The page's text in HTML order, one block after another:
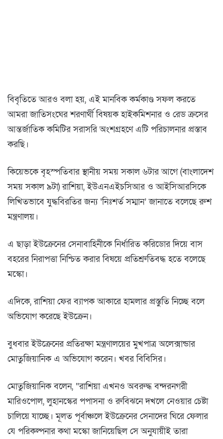
বিবৃতিতে আরও বলা হয়, এই মানবিক কর্মকাণ্ড সফল করতে
আমরা জাতিসংঘের শরণার্থী বিষয়ক হাইকমিশনার ও রেড ক্রসের
আন্তর্জাতিক কমিটির সরাসরি অংশগ্রহণে এটি পরিচালনার প্রস্তাব
করছি।
কিয়েভকে বৃহস্পতিবার স্থানীয় সময় সকাল ৬টার আগে (বাংলাদেশ
সময় সকাল ৯টা) রাশিয়া, ইউএনএইচসিআর ও আইসিআরসিকে
লিখিতভাবে যুদ্ধবিরতির জন্য ‘নিঃশর্ত সম্মান’ জানাতে বলেছে রুশ
মন্ত্রণালয়।
এ ছাড়া ইউক্রেনের সেনাবাহিনীকে নির্ধারিত করিডোর দিয়ে বাস
বহরের নিরাপত্তা নিশ্চিত করার বিষয়ে প্রতিশ্রুতিবদ্ধ হতে বলেছে
মস্কো।
এদিকে, রাশিয়া ফের ব্যাপক আকারে হামলার প্রস্তুতি নিচ্ছে বলে
অভিযোগ করেছে ইউক্রেন।
বুধবার ইউক্রেনের প্রতিরক্ষা মন্ত্রণালয়ের মুখপাত্র অলেক্সান্ডার
মোতুজিয়ানিক এ অভিযোগ করেন। খবর বিবিসির।
মোতুজিয়ানিক বলেন, “রাশিয়া এখনও অবরুদ্ধ বন্দরনগরী
মারিওপোল, লুহানস্কের পপাসনা ও রুবিঝনে দখলে নেওয়ার চেষ্টা
চালিয়ে যাচ্ছে। মূলত পূর্বাঞ্চলে ইউক্রেনের সেনাদের ঘিরে ফেলার
যে পরিকল্পনার কথা মস্কো জানিয়েছিল সে অনুযায়ীই তারা